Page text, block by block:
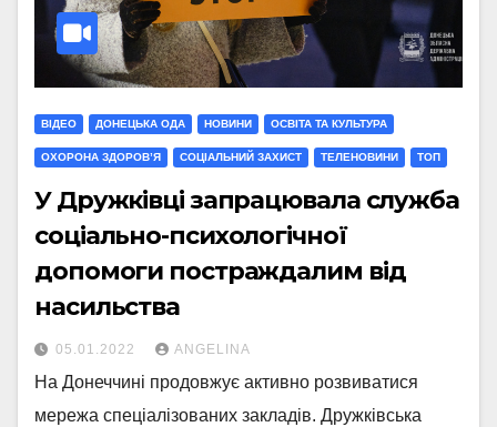
ВІДЕО ДОНЕЦЬКА ОДА НОВИНИ ОСВІТА ТА КУЛЬТУРА
ОХОРОНА ЗДОРОВ’Я СОЦІАЛЬНИЙ ЗАХИСТ ТЕЛЕНОВИНИ ТОП
У Дружківці запрацювала служба
соціально-психологічної
допомоги постраждалим від
насильства
05.01.2022 ANGELINA
На Донеччині продовжує активно розвиватися
мережа спеціалізованих закладів. Дружківська